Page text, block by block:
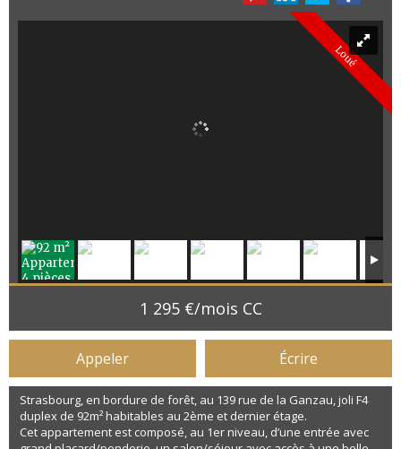
Loué
1 295 €/mois CC
Appeler Écrire
Strasbourg, en bordure de forêt, au 139 rue de la Ganzau, joli F4
duplex de 92m² habitables au 2ème et dernier étage.
Cet appartement est composé, au 1er niveau, d’une entrée avec